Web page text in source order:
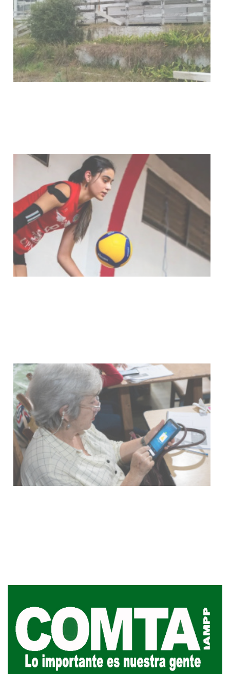
03-08-2026
Actualización sobre la agenda de
vacunación contra el
meningococo
NOTICIAS
discapacidad
03-08-2026